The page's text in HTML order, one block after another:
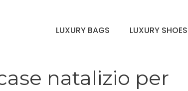
LUXURY BAGS LUXURY SHOES
natalizio per